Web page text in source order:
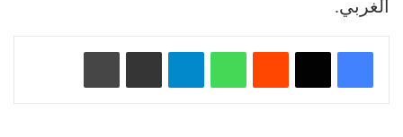
الغربي.
واتساب تيلقرام